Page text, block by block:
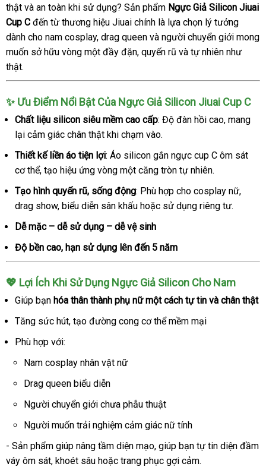
thật và an toàn khi sử dụng? Sản phẩm Ngực Giả Silicon Jiuai
Cup C đến từ thương hiệu Jiuai chính là lựa chọn lý tưởng
dành cho nam cosplay, drag queen và người chuyển giới mong
muốn sở hữu vòng một đầy đặn, quyến rũ và tự nhiên như
thật.
✨ Ưu Điểm Nổi Bật Của Ngực Giả Silicon Jiuai Cup C
Chất liệu silicon siêu mềm cao cấp: Độ đàn hồi cao, mang
lại cảm giác chân thật khi chạm vào.
Thiết kế liền áo tiện lợi: Áo silicon gắn ngực cup C ôm sát
cơ thể, tạo hiệu ứng vòng một căng tròn tự nhiên.
Tạo hình quyến rũ, sống động: Phù hợp cho cosplay nữ,
drag show, biểu diễn sân khấu hoặc sử dụng riêng tư.
Dễ mặc – dễ sử dụng – dễ vệ sinh
Độ bền cao, hạn sử dụng lên đến 5 năm
💖 Lợi Ích Khi Sử Dụng Ngực Giả Silicon Cho Nam
Giúp bạn hóa thân thành phụ nữ một cách tự tin và chân thật
Tăng sức hút, tạo đường cong cơ thể mềm mại
Phù hợp với:
Nam cosplay nhân vật nữ
Drag queen biểu diễn
Người chuyển giới chưa phẫu thuật
Người muốn trải nghiệm cảm giác nữ tính
- Sản phẩm giúp nâng tầm diện mạo, giúp bạn tự tin diện đầm
váy ôm sát, khoét sâu hoặc trang phục gợi cảm.